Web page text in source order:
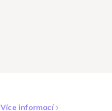
Více informací